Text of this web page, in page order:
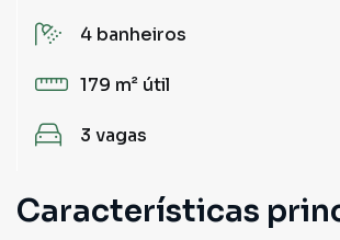
4 banheiros
179 m² útil
3 vagas
Características